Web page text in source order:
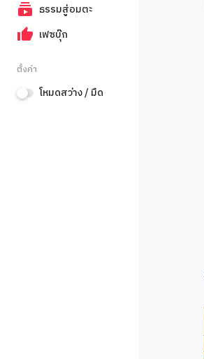
ธรรมสู่อมตะ
เฟซบุ๊ก
ตั้งค่า
โหมดสว่าง / มืด